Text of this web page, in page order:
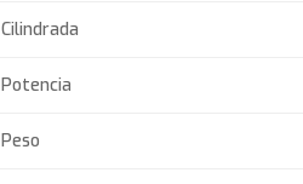
Cilindrada
Potencia
Peso